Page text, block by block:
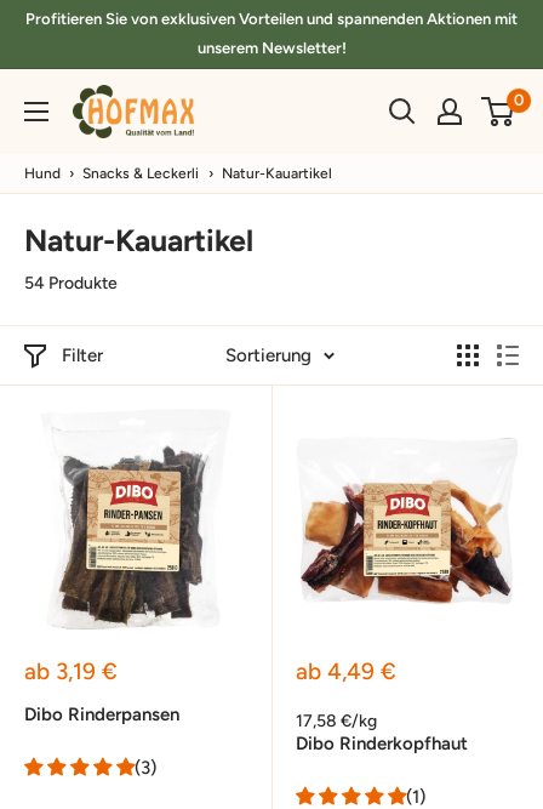
DirektProfitieren Sie von exklusiven Vorteilen und spannenden Aktionen mit
unserem Newsletter!
hofmax.de 0
Hund › Snacks & Leckerli › Natur-Kauartikel
Natur-Kauartikel
54 Produkte
Filter Sortierung
Sonderpreis
ab 3,19 €
Dibo Rinderpansen
(3)
Sonderpreis
ab 4,49 €
17,58 €/kg
Dibo Rinderkopfhaut
(1)